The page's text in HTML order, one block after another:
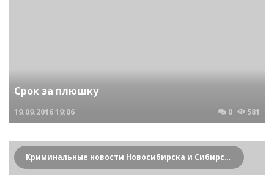
Срок за плюшку
19.09.201619:06 0 581
Криминальные новости Новосибирска и Сибирского региона